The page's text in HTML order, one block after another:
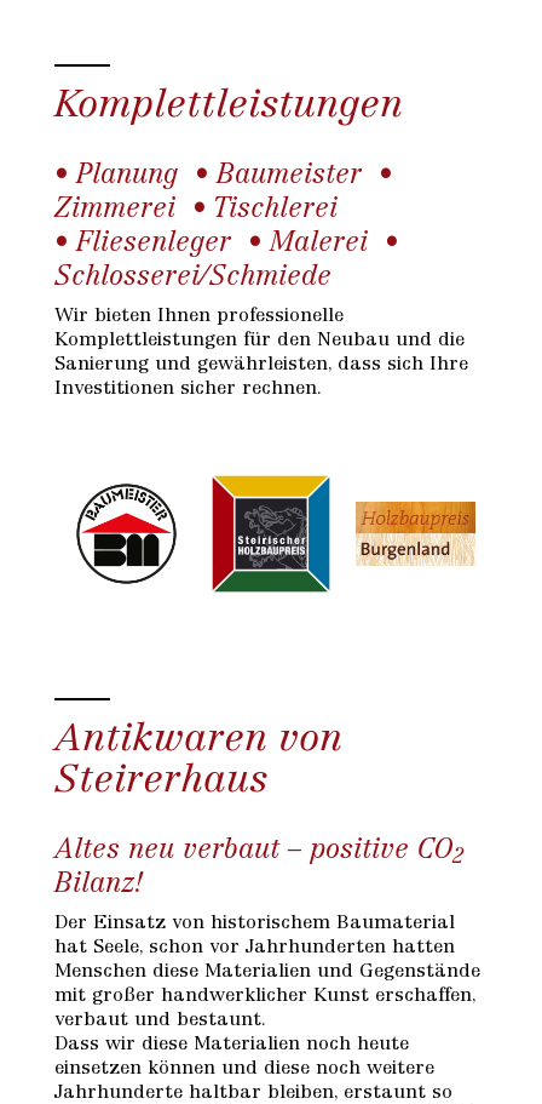
Komplettleistungen
• Planung • Baumeister •
Zimmerei • Tischlerei
• Fliesenleger • Malerei •
Schlosserei/Schmiede
Wir bieten Ihnen professionelle
Komplettleistungen für den Neubau und die
Sanierung und gewährleisten, dass sich Ihre
Investitionen sicher rechnen.
Antikwaren von
Steirerhaus
Altes neu verbaut – positive CO2
Bilanz!
Der Einsatz von historischem Baumaterial
hat Seele, schon vor Jahrhunderten hatten
Menschen diese Materialien und Gegenstände
mit großer handwerklicher Kunst erschaffen,
verbaut und bestaunt.
Dass wir diese Materialien noch heute
einsetzen können und diese noch weitere
Jahrhunderte haltbar bleiben, erstaunt so